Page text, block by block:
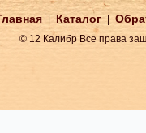
Каталог
© 12 Калибр Все права